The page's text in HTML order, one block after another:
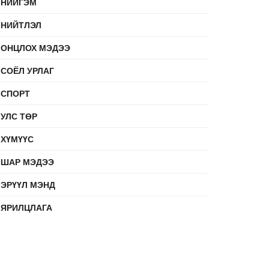
НИЙТЛЭЛ
ОНЦЛОХ МЭДЭЭ
СОЁЛ УРЛАГ
СПОРТ
УЛС ТӨР
ХҮМҮҮС
ШАР МЭДЭЭ
ЭРҮҮЛ МЭНД
ЯРИЛЦЛАГА